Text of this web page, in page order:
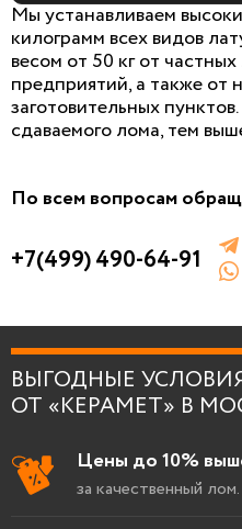
И
Я согласен на
Мы устанавливаем
килограмм всех видов
весом от 50 кг от
предприятий, а также от
заготовительных
сдаваемого лома, тем
По всем вопросам
+7(499) 490-64-91
ВЫГОДНЫЕ
ОТ «КЕРАМЕТ» В
Цены до 10%
за качественный лом.